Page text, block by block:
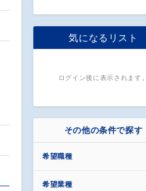
気になるリスト
ログイン後に表示されます。
その他の条件で探す
希望職種
希望業種